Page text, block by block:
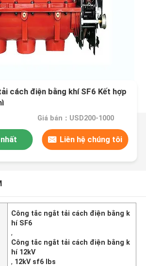
cách điện bằng khí SF6 Kết hợp
Giá bán：USD200-1000
Liên hệ chúng tôi
Công tắc ngắt tải cách điện bằng k
hí SF6
,
Công tắc ngắt tải cách điện bằng k
hí 12kV
, 12kV sf6 lbs